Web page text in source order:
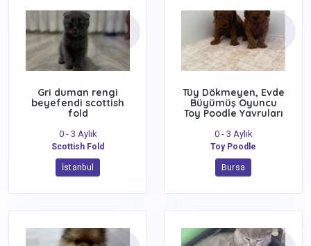
Gri duman rengi
beyefendi scottish
fold
0 - 3 Aylık
Scottish Fold
İstanbul
Tüy Dökmeyen, Evde
Büyümüş Oyuncu
Toy Poodle Yavruları
0 - 3 Aylık
Toy Poodle
Bursa